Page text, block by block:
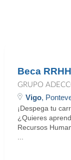
Beca
GRUPO
Vigo,
¡Despega tu
¿Quieres
Recursos